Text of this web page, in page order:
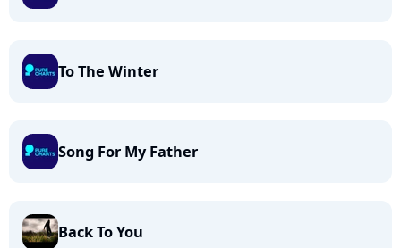
To The Winter
Song For My Father
Back To You